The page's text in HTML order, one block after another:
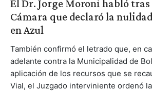
El Dr. Jorge Moroni habló tras
Cámara que declaró la
en Azul
También confirmó el letrado que, en
adelante contra la Municipalidad de
aplicación de los recursos que se
Vial, el Juzgado interviniente ordenó